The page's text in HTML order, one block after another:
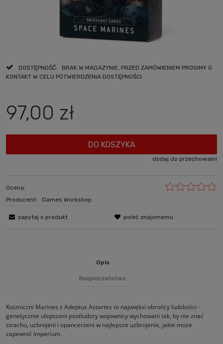
DOSTĘPNOŚĆ:
BRAK W MAGAZYNIE, PRZED ZAMÓWIENIEM PROSIMY O
KONTAKT W CELU POTWIERDZENIA DOSTĘPNOŚCI
97,00 zł
DO KOSZYKA
dodaj do przechowalni
Ocena:
Producent:
Games Workshop
zapytaj o produkt poleć znajomemu
Opis
Bezpieczeństwo
Kosmiczni Marines z Adeptus Astartes to najwięksi obrońcy ludzkości -
genetycznie ulepszeni postludzcy wojownicy wychowani tak, by nie znać
strachu, uzbrojeni i opancerzeni w najlepsze uzbrojenie, jakie może
zapewnić Imperium.